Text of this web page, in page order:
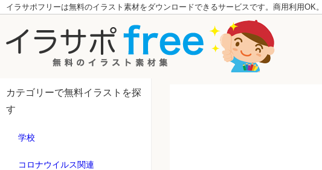
イラサポフリーは無料のイラスト素材をダウンロードできるサービスです。商用利用
カテゴリーで無料イラストを探
す
学校
コロナウイルス関連